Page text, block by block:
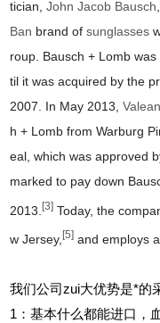
tician,John Jacob Bausch
Ban brand ofsunglasses
roup. Bausch + Lomb
til it was acquired by the
2007. In May 2013,
h + Lomb from Warburg
eal, which was approved
marked to pay down
2013.[3] Today, the
w Jersey,[5] and employs
我们公司zui大优势是*的
1 ：基本什么都能进口，